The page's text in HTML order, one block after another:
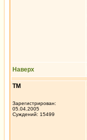
Наверх
ТМ
Зарегистрирован:
05.04.2005
Суждений: 15499